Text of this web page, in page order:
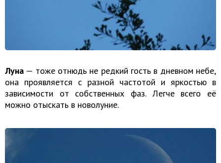
Луна — тоже отнюдь не редкий гость в дневном небе,
она проявляется с разной частотой и яркостью в
зависимости от собственных фаз. Легче всего её
можно отыскать в новолуние.